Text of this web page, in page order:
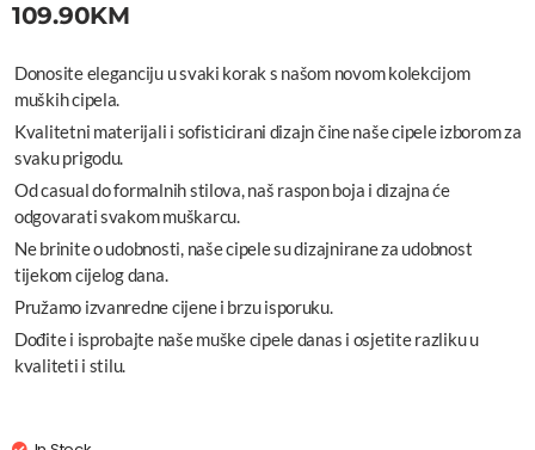
109.90KM
Donosite eleganciju u svaki korak s našom novom kolekcijom
muških cipela.
Kvalitetni materijali i sofisticirani dizajn čine naše cipele izborom za
svaku prigodu.
Od casual do formalnih stilova, naš raspon boja i dizajna će
odgovarati svakom muškarcu.
Ne brinite o udobnosti, naše cipele su dizajnirane za udobnost
tijekom cijelog dana.
Pružamo izvanredne cijene i brzu isporuku.
Dođite i isprobajte naše muške cipele danas i osjetite razliku u
kvaliteti i stilu.